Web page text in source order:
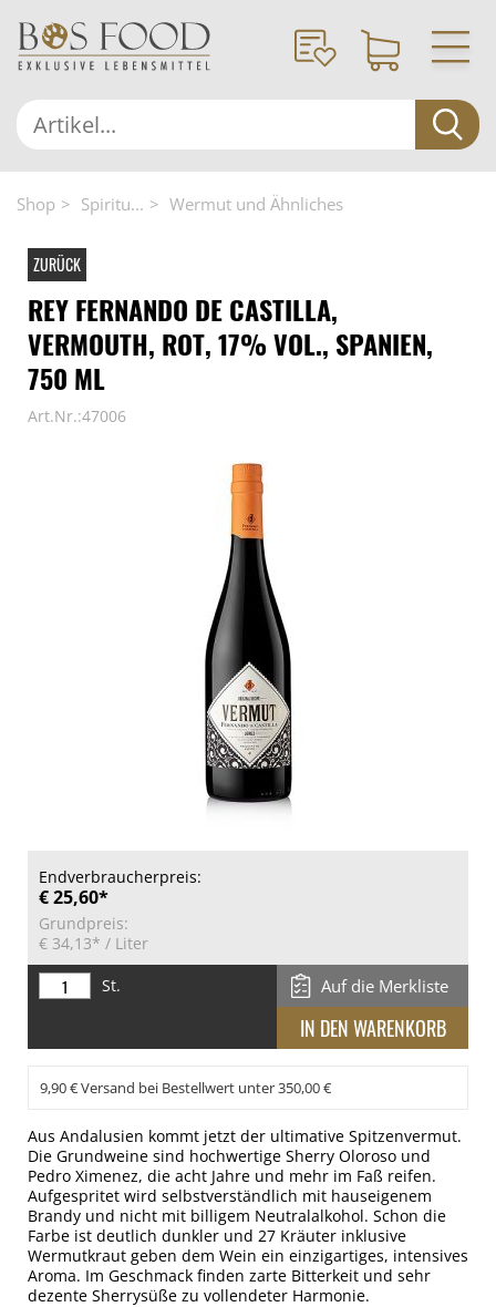
Shop Spiritu... Wermut und Ähnliches
ZURÜCK
REY FERNANDO DE CASTILLA,
VERMOUTH, ROT, 17% VOL., SPANIEN,
750 ML
Art.Nr.:47006
Endverbraucherpreis:
€ 25,60*
Grundpreis:
€ 34,13* / Liter
St.
Auf die Merkliste
9,90 € Versand bei Bestellwert unter 350,00 €
Aus Andalusien kommt jetzt der ultimative Spitzenvermut.
Die Grundweine sind hochwertige Sherry Oloroso und
Pedro Ximenez, die acht Jahre und mehr im Faß reifen.
Aufgespritet wird selbstverständlich mit hauseigenem
Brandy und nicht mit billigem Neutralalkohol. Schon die
Farbe ist deutlich dunkler und 27 Kräuter inklusive
Wermutkraut geben dem Wein ein einzigartiges, intensives
Aroma. Im Geschmack finden zarte Bitterkeit und sehr
dezente Sherrysüße zu vollendeter Harmonie.